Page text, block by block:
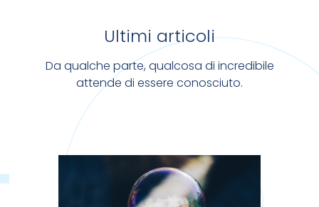
Ultimi articoli
Da qualche parte, qualcosa di incredibile
attende di essere conosciuto.